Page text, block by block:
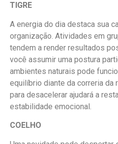
TIGRE
A energia do dia destaca sua
organização. Atividades em
tendem a render resultados
você assumir uma postura
ambientes naturais pode
equilíbrio diante da correria da
para desacelerar ajudará a
estabilidade emocional.
COELHO